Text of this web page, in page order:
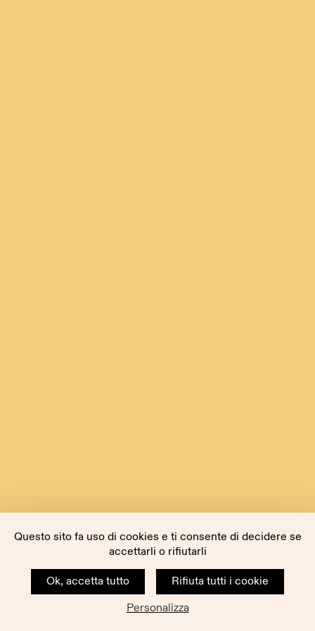
Questo sito fa uso di cookies e ti consente di decidere se
accettarli o rifiutarli
Ok, accetta tutto
Rifiuta tutti i cookie
Personalizza